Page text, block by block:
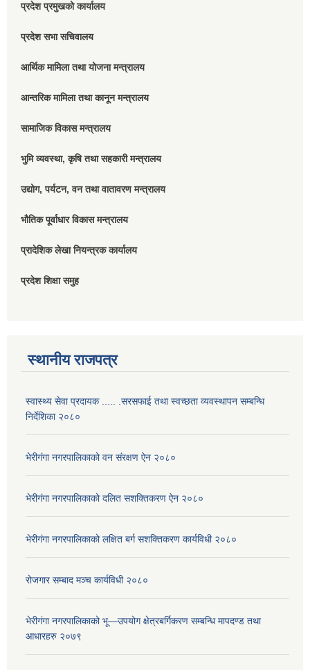
प्रदेश प्रमुखको कार्यालय
प्रदेश सभा सचिवालय
आर्थिक मामिला तथा योजना मन्त्रालय
आन्तरिक मामिला तथा कानून मन्त्रालय
सामाजिक विकास मन्त्रालय
भुमि व्यवस्था, कृषि तथा सहकारी मन्त्रालय
उद्योग, पर्यटन, वन तथा वातावरण मन्त्रालय
भौतिक पूर्वाधार विकास मन्त्रालय
प्रादेशिक लेखा नियन्त्रक कार्यालय
प्रदेश शिक्षा समुह
स्थानीय राजपत्र
स्वास्थ्य सेवा प्रदायक ..... .सरसफाई तथा स्वच्छता व्यवस्थापन सम्बन्धि
निर्देशिका २०८०
भेरीगंगा नगरपालिकाको वन संरक्षण ऐन २०८०
भेरीगंगा नगरपालिकाको दलित सशक्तिकरण ऐन २०८०
भेरीगंगा नगरपालिकाको लक्षित बर्ग सशक्तिकरण कार्यविधी २०८०
रोजगार सम्बाद मञ्च कार्यविधी २०८०
भेरीगंगा नगरपालिकाको भू—उपयोग क्षेत्रबर्गिकरण सम्बन्धि मापदण्ड तथा
आधारहरु २०७९